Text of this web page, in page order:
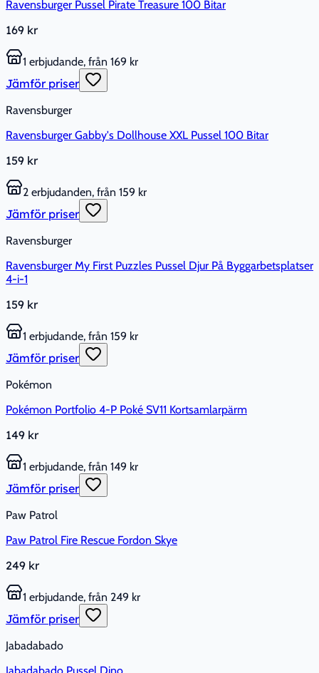
Ravensburger Pussel Pirate Treasure 100 Bitar
169 kr
1 erbjudande, från 169 kr
Jämför priser
Ravensburger
Ravensburger Gabby's Dollhouse XXL Pussel 100 Bitar
159 kr
2 erbjudanden, från 159 kr
Jämför priser
Ravensburger
Ravensburger My First Puzzles Pussel Djur På Byggarbetsplatser
4-i-1
159 kr
1 erbjudande, från 159 kr
Jämför priser
Pokémon
Pokémon Portfolio 4-P Poké SV11 Kortsamlarpärm
149 kr
1 erbjudande, från 149 kr
Jämför priser
Paw Patrol
Paw Patrol Fire Rescue Fordon Skye
249 kr
1 erbjudande, från 249 kr
Jämför priser
Jabadabado